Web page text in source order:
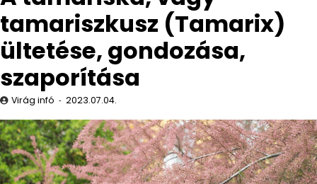
tamariszkusz (Tamarix)
ültetése, gondozása,
szaporítása
Virág infó 2023.07.04.